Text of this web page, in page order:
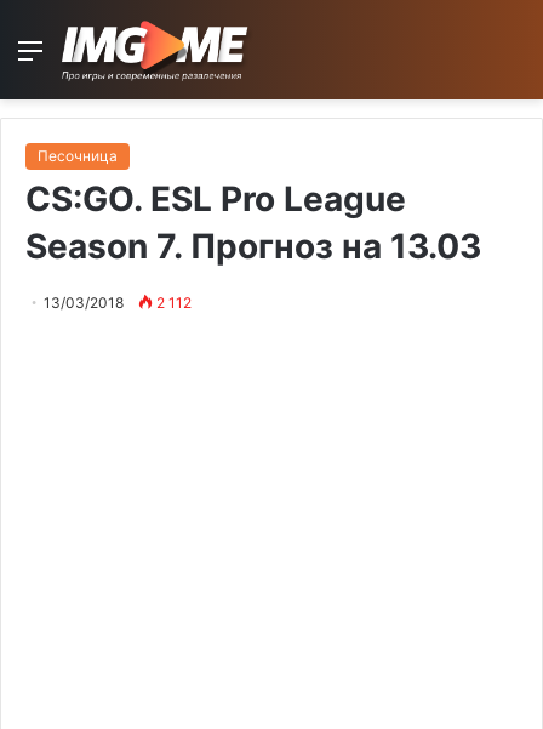
Menu
Песочница
CS:GO. ESL Pro League
Season 7. Прогноз на 13.03
13/03/2018 2 112